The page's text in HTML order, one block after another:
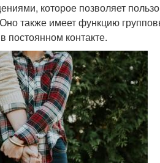
которое позволяет
также имеет функцию
контакте.